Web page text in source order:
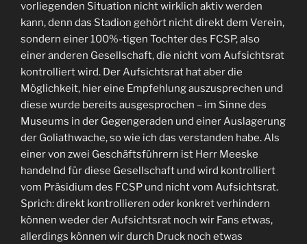
vorliegenden Situation nicht wirklich aktiv werden
kann, denn das Stadion gehört nicht direkt dem Verein,
sondern einer 100%-tigen Tochter des FCSP, also
einer anderen Gesellschaft, die nicht vom Aufsichtsrat
kontrolliert wird. Der Aufsichtsrat hat aber die
Möglichkeit, hier eine Empfehlung auszusprechen und
diese wurde bereits ausgesprochen – im Sinne des
Museums in der Gegengeraden und einer Auslagerung
der Goliathwache, so wie ich das verstanden habe. Als
einer von zwei Geschäftsführern ist Herr Meeske
handelnd für diese Gesellschaft und wird kontrolliert
vom Präsidium des FCSP und nicht vom Aufsichtsrat.
Sprich: direkt kontrollieren oder konkret verhindern
können weder der Aufsichtsrat noch wir Fans etwas,
allerdings können wir durch Druck noch etwas